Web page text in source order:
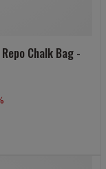
Chalk Bag -